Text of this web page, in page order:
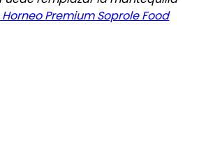
Premium Soprole Food